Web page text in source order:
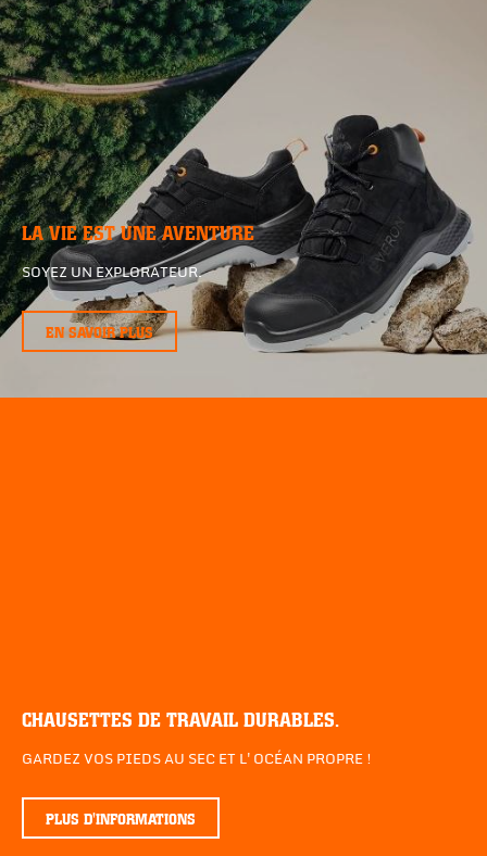
LA VIE EST UNE AVENTURE
SOYEZ UN EXPLORATEUR.
EN SAVOIR PLUS
CHAUSETTES DE TRAVAIL DURABLES.
GARDEZ VOS PIEDS AU SEC ET L'OCÉAN PROPRE !
PLUS D'INFORMATIONS